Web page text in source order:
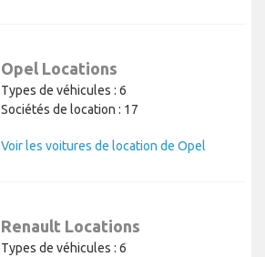
Opel Locations
Types de véhicules : 6
Sociétés de location : 17
Voir les voitures de location de Opel
Renault Locations
Types de véhicules : 6